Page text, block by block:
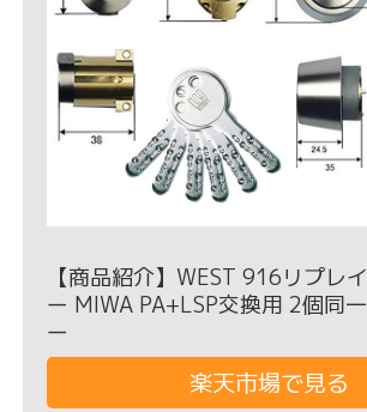
【商品紹介】WEST 916リプレ
ー MIWA PA+LSP交換用 2個同
ー
楽天市場で見る